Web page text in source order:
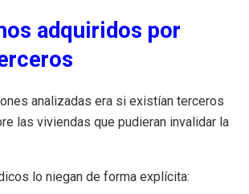
adquiridos por
analizadas era si existían terceros
las viviendas que pudieran invalidar la
lo niegan de forma explícita: